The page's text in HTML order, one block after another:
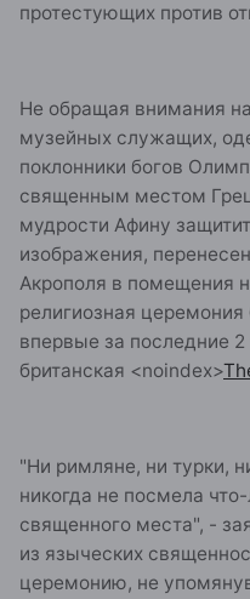
протестующих против
Не обращая внимания
музейных служащих,
поклонники богов
священным местом
мудрости Афину
изображения,
Акрополя в помещения
религиозная
впервые за последние
британская <noindex>
"Ни римляне, ни турки,
никогда не посмела
священного места", -
из языческих
церемонию, не